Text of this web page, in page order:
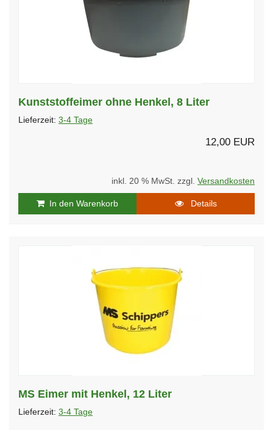
Kunststoffeimer ohne Henkel, 8 Liter
Lieferzeit: 3-4 Tage
12,00 EUR
inkl. 20 % MwSt. zzgl. Versandkosten
In den Warenkorb Details
MS Eimer mit Henkel, 12 Liter
Lieferzeit: 3-4 Tage